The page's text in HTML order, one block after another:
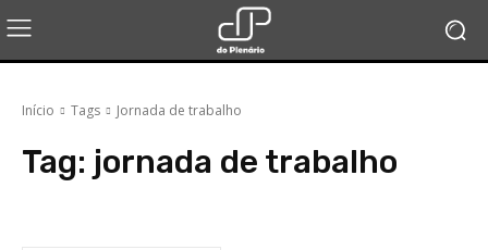
Início Tags Jornada de trabalho
Tag: jornada de trabalho